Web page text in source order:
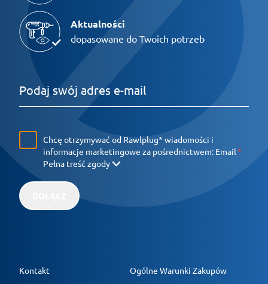
Aktualności
dopasowane do Twoich potrzeb
Chcę otrzymywać od Rawlplug* wiadomości i
informacje marketingowe za pośrednictwem: Email
Pełna treść zgody
Kontakt Ogólne Warunki Zakupów